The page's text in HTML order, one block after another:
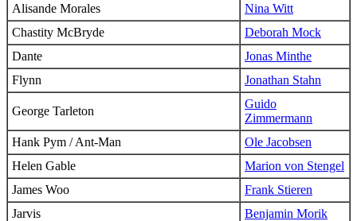
Alisande Morales
Nina Witt
Chastity McBryde
Deborah Mock
Dante
Jonas Minthe
Flynn
Jonathan Stahn
George Tarleton
Guido
Zimmermann
Hank Pym / Ant-Man
Ole Jacobsen
Helen Gable
Marion von Stengel
James Woo
Frank Stieren
Jarvis
Benjamin Morik